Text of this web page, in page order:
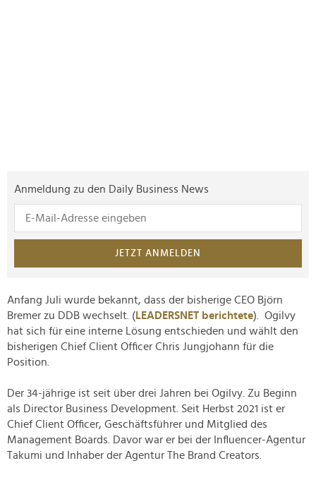
Anmeldung zu den Daily Business News
JETZT ANMELDEN
Anfang Juli wurde bekannt, dass der bisherige CEO Björn
Bremer zu DDB wechselt. (LEADERSNET berichtete). Ogilvy
hat sich für eine interne Lösung entschieden und wählt den
bisherigen Chief Client Officer Chris Jungjohann für die
Position.
Der 34-jährige ist seit über drei Jahren bei Ogilvy. Zu Beginn
als Director Business Development. Seit Herbst 2021 ist er
Chief Client Officer, Geschäftsführer und Mitglied des
Management Boards. Davor war er bei der Influencer-Agentur
Takumi und Inhaber der Agentur The Brand Creators.